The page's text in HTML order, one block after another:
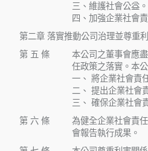
三、維護社會公益。
四、加強企業社會
第二章 落實推動公司治理並尊重
第 五 條
本公司之董事會應
任政策之落實。本
一、 將企業社會責
二、 提出企業社會
三、 確保企業社會
第 六 條
為健全企業社會責
會報告執行成果。